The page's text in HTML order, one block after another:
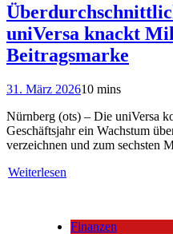
uniVersa knackt
Beitragsmarke
31. März 202610 mins
Nürnberg (ots) – Die uniVersa
Geschäftsjahr ein Wachstum
verzeichnen und zum sechsten
Weiterlesen
Finanzen